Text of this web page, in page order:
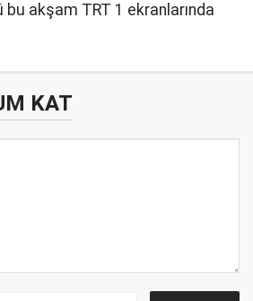
akşam TRT 1 ekranlarında
KAT